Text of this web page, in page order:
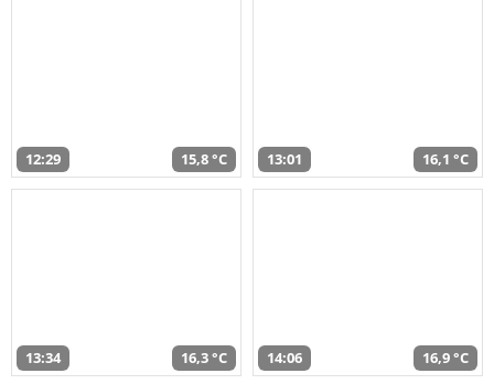
12:29 15,8 °C 13:01 16,1 °C
13:34 16,3 °C 14:06 16,9 °C